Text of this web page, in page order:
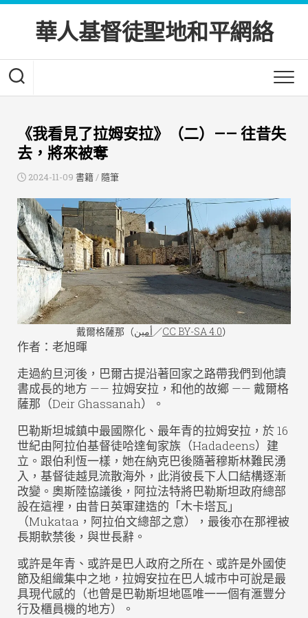
Skip
content華人基督徒聖地和平網絡
《我看見了拉姆安拉》（二）—— 往昔失
去，將來被奪
2024-11-09 書籍/ 隨筆
戴爾格薩那（أمين／CC BY-SA 4.0）
作者：老旭暉
走過約旦河後，巴爾古提沿著回家之路帶我們到他讀
書成長的地方 —— 拉姆安拉，和他的故鄉 —— 戴爾格
薩那（Deir Ghassanah）。
巴勒斯坦城鎮中最國際化、最年青的拉姆安拉，於 16
世紀由阿拉伯基督徒哈達甸家族（Hadadeens）建
立。跟伯利恆一樣，她在納克巴後隨著穆斯林難民湧
入，基督徒越見流散海外，此消彼長下人口結構逐漸
改變。奧斯陸協議後，阿拉法特將巴勒斯坦政府總部
設在這裡，由昔日英軍建造的「木卡塔瓦」
（Mukataa，阿拉伯文總部之意），最後亦在那裡被
長期軟禁後，與世長辭。
或許是年青、或許是巴人政府之所在、或許是外國使
節及組織集中之地，拉姆安拉在巴人城市中可說是最
具現代感的（也曾是巴勒斯坦地區唯一一個有滙豐分
行及櫃員機的地方）。